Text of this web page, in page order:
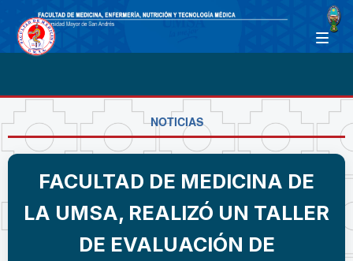
NOTICIAS
FACULTAD DE MEDICINA DE
LA UMSA, REALIZÓ UN TALLER
DE EVALUACIÓN DE